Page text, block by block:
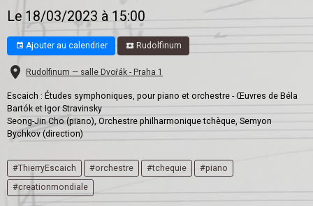
Le 18/03/2023 à 15:00
Ajouter au calendrier Rudolfinum
Rudolfinum — salle Dvořák - Praha 1
Escaich : Études symphoniques, pour piano et orchestre - Œuvres de Béla
Bartók et Igor Stravinsky
Seong-Jin Cho (piano), Orchestre philharmonique tchèque, Semyon
Bychkov (direction)
#ThierryEscaich #orchestre #tchequie
#piano
#creationmondiale